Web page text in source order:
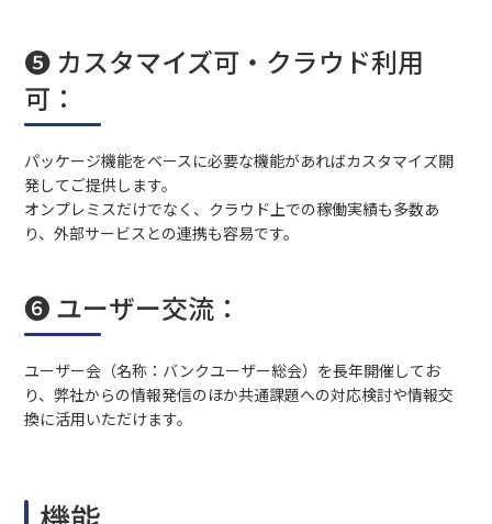
❺ カスタマイズ可・クラウド利用
可：
パッケージ機能をベースに必要な機能があればカスタマイズ開
発してご提供します。
オンプレミスだけでなく、クラウド上での稼働実績も多数あ
り、外部サービスとの連携も容易です。
❻ ユーザー交流：
ユーザー会（名称：バンクユーザー総会）を長年開催してお
り、弊社からの情報発信のほか共通課題への対応検討や情報交
換に活用いただけます。